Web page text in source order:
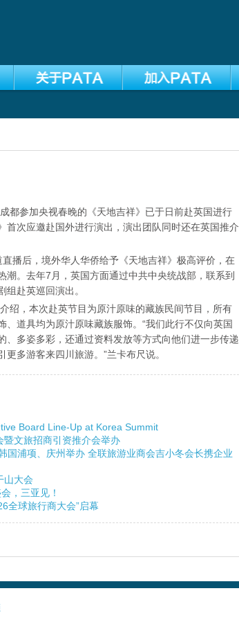
参加央视春晚的《天地吉祥》已于日前赴英国进行
首次应邀赴国外进行演出，演出团队同时还在英国推介
后，境外华人华侨给予《天地吉祥》极高评价，在
。去年7月，英国方面通过中共中央统战部，联系到
赴英巡回演出。
，本次赴英节目为原汁原味的藏族民间节目，所有
道具均为原汁原味藏族服饰。“我们此行不仅向英国
、多姿多彩，还通过资料发放等方式向他们进一步传递
多游客来四川旅游。”兰卡布尺说。
Board Line-Up at Korea Summit
文旅招商引资推介会举办
国浦项、庆州举办 全联旅游业商会吉小冬会长携企业
山大会
，三亚见！
全球旅行商大会”启幕